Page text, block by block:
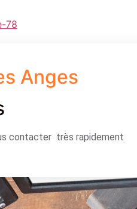
78
Anges
contacter très rapidement